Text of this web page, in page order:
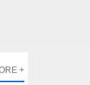
+